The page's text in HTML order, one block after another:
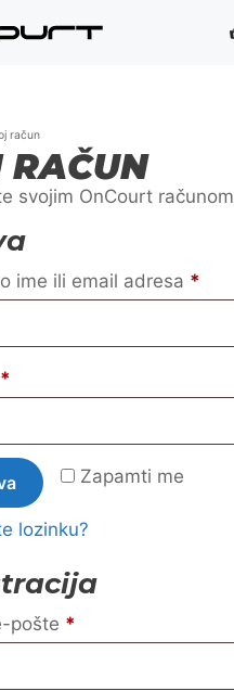
račun
RAČUN
svojim OnCourt računom
ime ili email adresa *
*
Zapamti me
lozinku?
pošte *